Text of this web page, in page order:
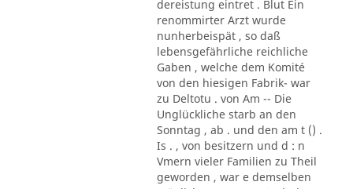
dereistung eintret . Blut Ein
renommirter Arzt wurde
nunherbeispät , so daß
lebensgefährliche reichliche
Gaben , welche dem Komité
von den hiesigen Fabrik- war
zu Deltotu . von Am -- Die
Unglückliche starb an den
Sonntag , ab . und den am t () .
Is . , von besitzern und d : n
Vmern vieler Familien zu Theil
geworden , war e demselben